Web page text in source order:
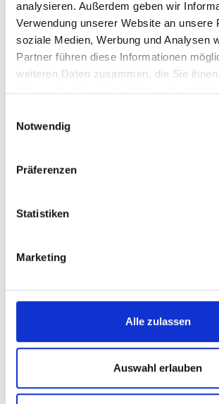
analysieren. Außerdem geben wir
Verwendung unserer Website an unsere
soziale Medien, Werbung und Analysen
Partner führen diese Informationen
weiteren Daten zusammen, die Sie
Notwendig
Präferenzen
Statistiken
Marketing
Alle zulassen
Auswahl erlauben
Die Liebe zum
Für jede Grußkarte halten wir einen
Umschlag, der mit klassischem
verschlossen wird, für Sie bereit.
ausgesuchten Details dem